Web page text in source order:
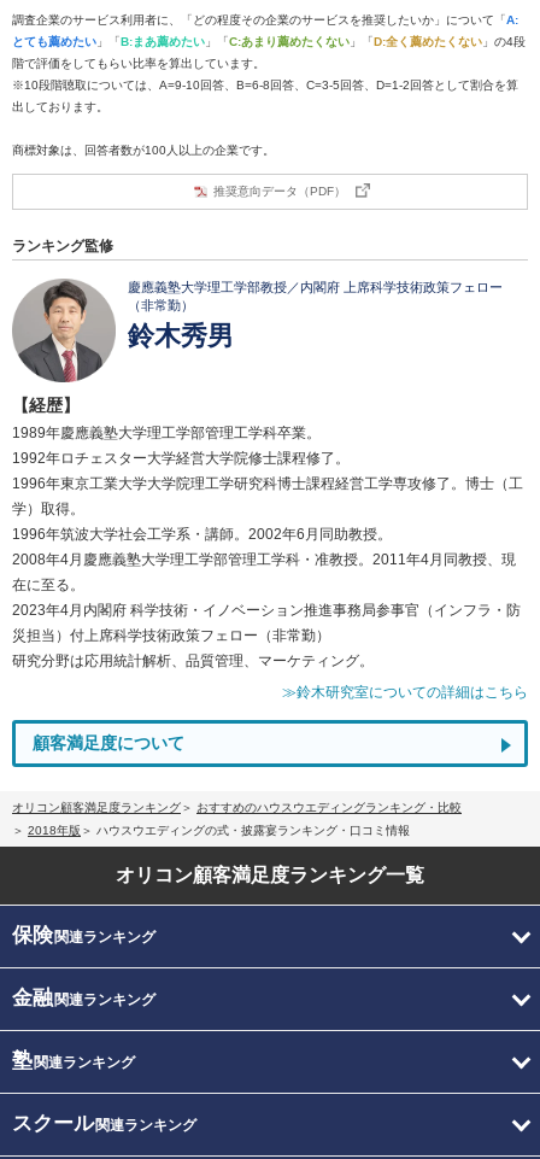
調査企業のサービス利用者に、「どの程度その企業のサービスを推奨したいか」について「A:
とても薦めたい 」「B:まあ薦めたい 」「C:あまり薦めたくない 」「D:全く薦めたくない 」の4段
階で評価をしてもらい比率を算出しています。
※10段階聴取については、A=9-10回答、B=6-8回答、C=3-5回答、D=1-2回答として割合を算
出しております。
商標対象は、回答者数が100人以上の企業です。
推奨意向データ（PDF）
ランキング監修
慶應義塾大学理工学部教授／内閣府 上席科学技術政策フェロー
（非常勤）
鈴木秀男
【経歴】
1989年慶應義塾大学理工学部管理工学科卒業。
1992年ロチェスター大学経営大学院修士課程修了。
1996年東京工業大学大学院理工学研究科博士課程経営工学専攻修了。博士（工
学）取得。
1996年筑波大学社会工学系・講師。2002年6月同助教授。
2008年4月慶應義塾大学理工学部管理工学科・准教授。2011年4月同教授、現
在に至る。
2023年4月内閣府 科学技術・イノベーション推進事務局参事官（インフラ・防
災担当）付上席科学技術政策フェロー（非常勤）
研究分野は応用統計解析、品質管理、マーケティング。
≫鈴木研究室についての詳細はこちら
顧客満足度について
オリコン顧客満足度ランキング
おすすめのハウスウエディングランキング・比較
2018年版
ハウスウエディングの式・披露宴ランキング・口コミ情報
オリコン顧客満足度ランキング一覧
保険関連ランキング
金融関連ランキング
塾関連ランキング
スクール関連ランキング